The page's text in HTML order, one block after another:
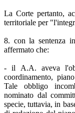
La Corte pertanto,
territoriale per
8. con la sentenza
affermato che:
- il A.A. aveva
coordinamento,
Tale obbligo
nominato dal
specie, tuttavia, in